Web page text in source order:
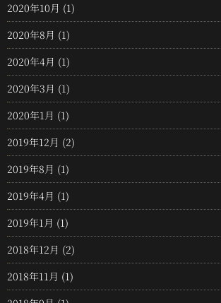
2020年10月 (1)
2020年8月 (1)
2020年4月 (1)
2020年3月 (1)
2020年1月 (1)
2019年12月 (2)
2019年8月 (1)
2019年4月 (1)
2019年1月 (1)
2018年12月 (2)
2018年11月 (1)